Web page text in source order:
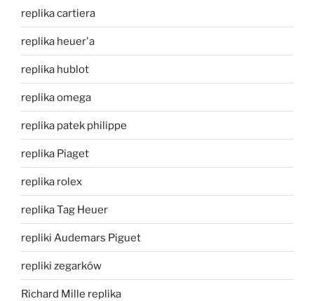
replika cartiera
replika heuer'a
replika hublot
replika omega
replika patek philippe
replika Piaget
replika rolex
replika Tag Heuer
repliki Audemars Piguet
repliki zegarków
Richard Mille replika